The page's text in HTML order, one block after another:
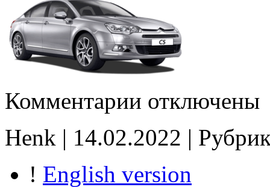
Комментарии записи
P2408
noCHK
отключены
Henk | 14.02.2022 |
! English version